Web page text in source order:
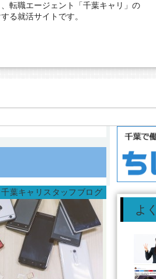
転職エージェント「千葉キャリ」の
る就活サイトです。
千葉キャリスタッフブログ
よ